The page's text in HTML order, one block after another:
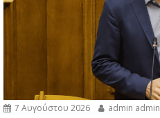
7 Αυγούστου 2026 admin admin